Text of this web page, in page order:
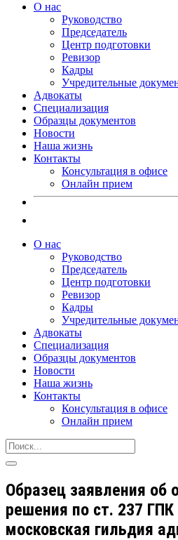
О нас
Руководство
Председатель
Центр подготовки
Ревизор
Кадры
Учредительные
Адвокаты
Специализация
Образцы документов
Новости
Наша жизнь
Контакты
Консультация в офисе
Онлайн прием
О нас
Руководство
Председатель
Центр подготовки
Ревизор
Кадры
Учредительные
Адвокаты
Специализация
Образцы документов
Новости
Наша жизнь
Контакты
Консультация в офисе
Онлайн прием
Образец заявления об
решения по ст. 237
московская гильдия